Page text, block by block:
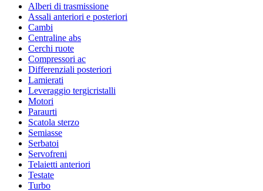
Alberi di trasmissione
Assali anteriori e posteriori
Cambi
Centraline abs
Cerchi ruote
Compressori ac
Differenziali posteriori
Lamierati
Leveraggio tergicristalli
Motori
Paraurti
Scatola sterzo
Semiasse
Serbatoi
Servofreni
Telaietti anteriori
Testate
Turbo